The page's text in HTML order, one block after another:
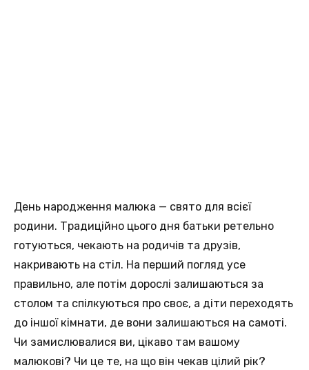
День народження малюка — свято для всієї
родини. Традиційно цього дня батьки ретельно
готуються, чекають на родичів та друзів,
накривають на стіл. На перший погляд усе
правильно, але потім дорослі залишаються за
столом та спілкуються про своє, а діти переходять
до іншої кімнати, де вони залишаються на самоті.
Чи замислювалися ви, цікаво там вашому
малюкові? Чи це те, на що він чекав цілий рік?